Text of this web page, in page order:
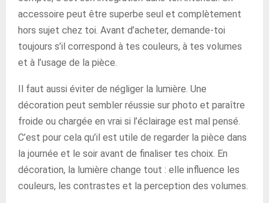
accessoire peut être superbe seul et complètement
hors sujet chez toi. Avant d’acheter, demande-toi
toujours s’il correspond à tes couleurs, à tes volumes
et à l’usage de la pièce.
Il faut aussi éviter de négliger la lumière. Une
décoration peut sembler réussie sur photo et paraître
froide ou chargée en vrai si l’éclairage est mal pensé.
C’est pour cela qu’il est utile de regarder la pièce dans
la journée et le soir avant de finaliser tes choix. En
décoration, la lumière change tout : elle influence les
couleurs, les contrastes et la perception des volumes.